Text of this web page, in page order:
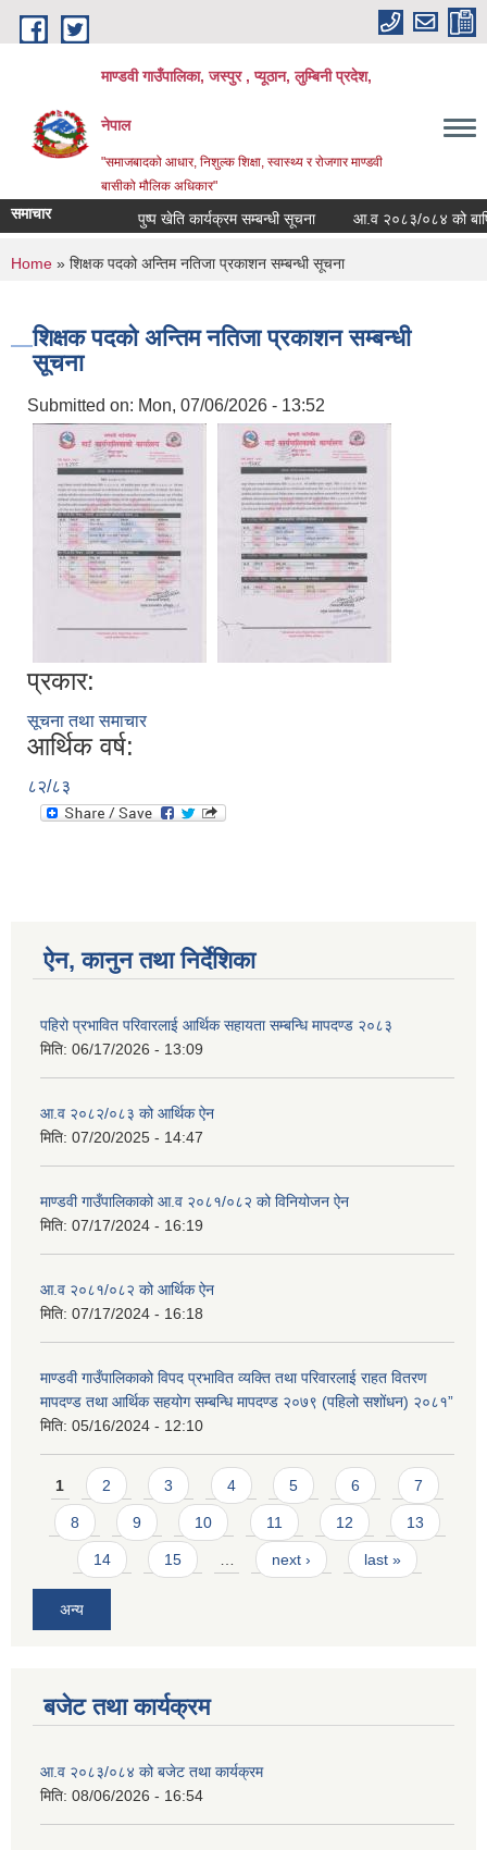
Skip to main content
माण्डवी गाउँपालिका, जस्पुर , प्यूठान, लुम्बिनी प्रदेश,
नेपाल
"समाजबादको आधार, निशुल्क शिक्षा, स्वास्थ्य र रोजगार माण्डवी
बासीको मौलिक अधिकार"
समाचार पुष्प खेति कार्यक्रम सम्बन्धी सूचना आ.व २०८३/०८४ को बार्षिक
You are here
Home » शिक्षक पदको अन्तिम नतिजा प्रकाशन सम्बन्धी सूचना
शिक्षक पदको अन्तिम नतिजा प्रकाशन सम्बन्धी
सूचना
Submitted on: Mon, 07/06/2026 - 13:52
प्रकार:
सूचना तथा समाचार
आर्थिक वर्ष:
८२/८३
ऐन, कानुन तथा निर्देशिका
पहिरो प्रभावित परिवारलाई आर्थिक सहायता सम्बन्धि मापदण्ड २०८३
मिति: 06/17/2026 - 13:09
आ.व २०८२/०८३ को आर्थिक ऐन
मिति: 07/20/2025 - 14:47
माण्डवी गाउँपालिकाको आ.व २०८१/०८२ को विनियोजन ऐन
मिति: 07/17/2024 - 16:19
आ.व २०८१/०८२ को आर्थिक ऐन
मिति: 07/17/2024 - 16:18
माण्डवी गाउँपालिकाको विपद प्रभावित व्यक्ति तथा परिवारलाई राहत वितरण
मापदण्ड तथा आर्थिक सहयोग सम्बन्धि मापदण्ड २०७९ (पहिलो सशोंधन) २०८१”
मिति: 05/16/2024 - 12:10
Pages
1 2 3 4 5 6 7
8 9 10 11 12 13
14 15 next › last »
अन्य
बजेट तथा कार्यक्रम
आ.व २०८३/०८४ को बजेट तथा कार्यक्रम
मिति: 08/06/2026 - 16:54